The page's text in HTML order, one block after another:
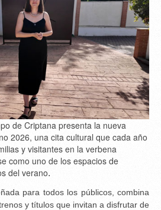
de Criptana presenta la nueva
2026, una cita cultural que cada año
y visitantes en la verbena
como uno de los espacios de
del verano.
para todos los públicos, combina
y títulos que invitan a disfrutar de